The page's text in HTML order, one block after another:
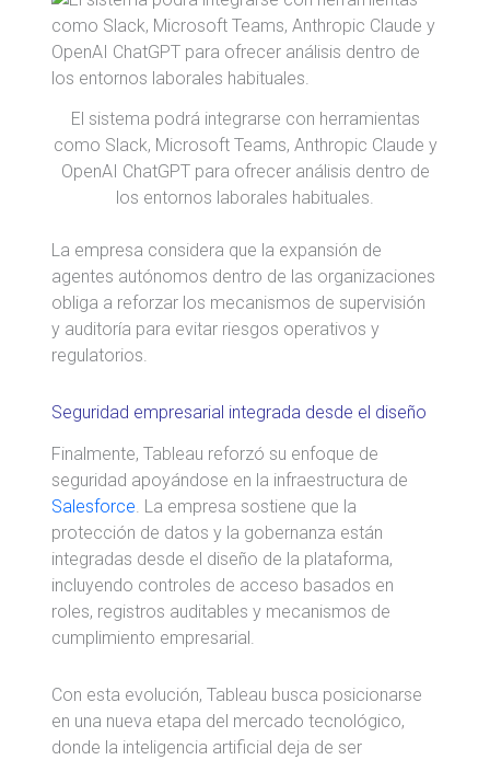
El sistema podrá integrarse con herramientas
como Slack, Microsoft Teams, Anthropic Claude y
OpenAI ChatGPT para ofrecer análisis dentro de
los entornos laborales habituales.
La empresa considera que la expansión de
agentes autónomos dentro de las organizaciones
obliga a reforzar los mecanismos de supervisión
y auditoría para evitar riesgos operativos y
regulatorios.
Seguridad empresarial integrada desde el diseño
Finalmente, Tableau reforzó su enfoque de
seguridad apoyándose en la infraestructura de
Salesforce. La empresa sostiene que la
protección de datos y la gobernanza están
integradas desde el diseño de la plataforma,
incluyendo controles de acceso basados en
roles, registros auditables y mecanismos de
cumplimiento empresarial.
Con esta evolución, Tableau busca posicionarse
en una nueva etapa del mercado tecnológico,
donde la inteligencia artificial deja de ser